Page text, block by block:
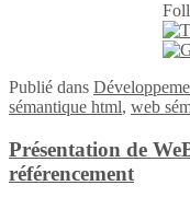
Publié dans
sémantique html, web
Présentation de
référencement